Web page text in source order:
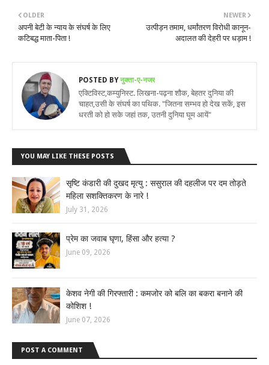
NEWER
उत्पीड़न तमाम, धर्मांतरण विरोधी कानून-
अदालत की देहरी पर धड़ाम !
OLDER
अपनी बेटी के न्याय के संघर्ष के लिए
कटिबद्ध माता-पिता !
POSTED BYनुक्ता-ए-नजर
एक्टिविस्ट,कम्युनिस्ट. लिखना-पढ़ना शौक, बेहतर दुनिया की
चाहत,उसी के संघर्ष का पथिक. "जितना सम्भव हो देख सकें, इस
धरती को हो सके जहां तक, उतनी दुनिया घूम आयें"
YOU MAY LIKE THESE POSTS
सृष्टि कंडारी की दुखद मृत्यु : ससुराल की दहलीज पर दम तोड़ते
महिला सशक्तिकरण के नारे !
July 31, 2026
प्रेम का जवाब घृणा, हिंसा और हत्या ?
June 09, 2026
केशव नेगी की गिरफ्तारी : कमजोर को बलि का बकरा बनाने की
कोशिश !
June 07, 2026
POST A COMMENT